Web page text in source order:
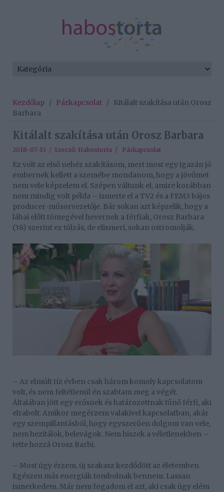
Kezdőlap / Párkapcsolat / Kitálalt szakítása után Orosz
Barbara
Kitálalt szakítása után Orosz Barbara
2018-07-15 / Szerző: Habostorta / Párkapcsolat
Ez volt az első nehéz szakításom, mert most egy igazán jó
embernek kellett a szemébe mondanom, hogy a jövőmet
nem vele képzelem el. Szépen váltunk el, amire korábban
nem mindig volt példa – ismerte el a TV2 és a FEM3 bájos
producer-műsorvezetője. Bár sokan azt képzelik, hogy a
lábai előtt tömegével hevernek a férfiak, Orosz Barbara
(38) szerint ez túlzás, de elismeri, sokan ostromolják.
– Az elmúlt tíz évben csak három komoly kapcsolatom
volt, és nem feltétlenül én szabtam meg a végét.
Általában jött egy erősnek és határozottnak tűnő férfi, aki
elrabolt. Amikor megérzem valakivel kapcsolatban, akár
egy szempillantásból, hogy egyszerűen dolgom van vele,
nem hezitálok, belevágok. Nem hiszek a véletlenekben –
tette hozzá Orosz Barbi.
– Most úgy érzem, új szakasz kezdődött az életemben.
Egészen más energiák tombolnak bennem. Lassan
ismerkedem. Már nem fogadom el azt, aki csak úgy elém